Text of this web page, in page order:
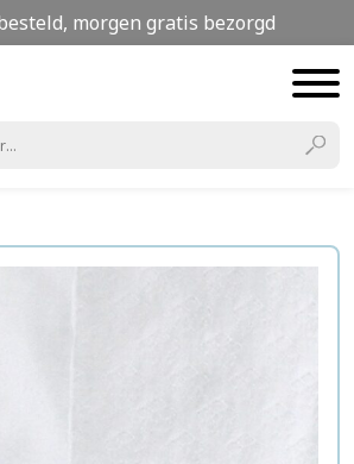
morgen gratis bezorgd